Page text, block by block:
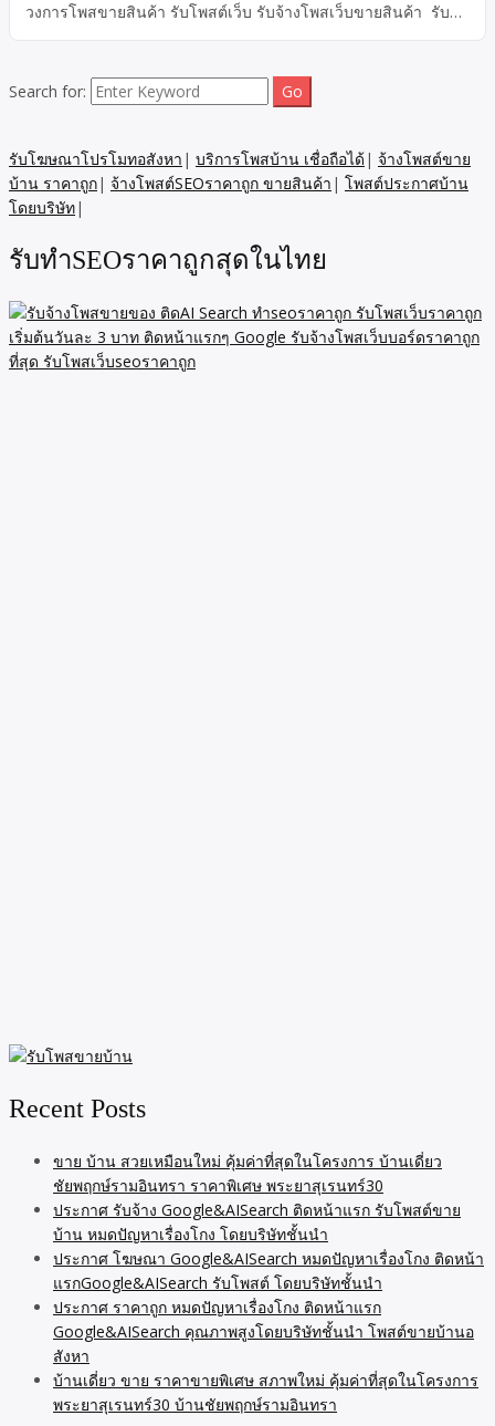
วงการโพสขายสินค้า รับโพสต์เว็บ รับจ้างโพสเว็บขายสินค้า รับโพ
เว็บseoราคาถูก ประสบการณ์กว่า 20 ปี รับประกันติดGoolge100%
รับโปรโมทสินค้าราคาถูก รับจ้างโพสต์ติดหน้าแรกกูเกิล และ AI
ผลยินดีคืนเงิน ที่นี่ทีเดียว ติดหน้าแรกเร็วสุดใน7วัน
Search for:
รับโฆษณาโปรโมทอสังหา | บริการโพสบ้าน เชื่อถือได้| จ้างโพสต์ขาย
บ้าน ราคาถูก| จ้างโพสต์SEOราคาถูก ขายสินค้า | โพสต์ประกาศบ้าน
โดยบริษัท|
รับทำSEOราคาถูกสุดในไทย
Recent Posts
ขาย บ้าน สวยเหมือนใหม่ คุ้มค่าที่สุดในโครงการ บ้านเดี่ยว
ชัยพฤกษ์รามอินทรา ราคาพิเศษ พระยาสุเรนทร์30
ประกาศ รับจ้าง Google&AISearch ติดหน้าแรก รับโพสต์ขาย
บ้าน หมดปัญหาเรื่องโกง โดยบริษัทชั้นนำ
ประกาศ โฆษณา Google&AISearch หมดปัญหาเรื่องโกง ติดหน้า
แรกGoogle&AISearch รับโพสต์ โดยบริษัทชั้นนำ
ประกาศ ราคาถูก หมดปัญหาเรื่องโกง ติดหน้าแรก
Google&AISearch คุณภาพสูงโดยบริษัทชั้นนำ โพสต์ขายบ้านอ
สังหา
บ้านเดี่ยว ขาย ราคาขายพิเศษ สภาพใหม่ คุ้มค่าที่สุดในโครงการ
พระยาสุเรนทร์30 บ้านชัยพฤกษ์รามอินทรา